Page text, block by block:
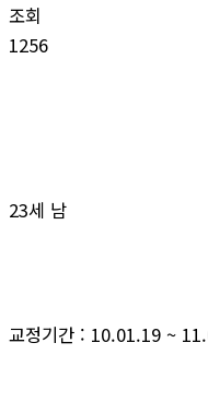
조회
1256
23세 남
교정기간 : 10.01.19 ~